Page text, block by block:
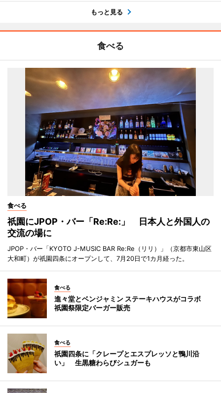
もっと見る
食べる
食べる
祇園にJPOP・バー「Re:Re:」 日本人と外国人の
交流の場に
JPOP・バー「KYOTO J-MUSIC BAR Re:Re（リリ）」（京都市東山区
大和町）が祇園四条にオープンして、7月20日で1カ月経った。
食べる
進々堂とベンジャミン ステーキハウスがコラボ
祇園祭限定バーガー販売
食べる
祇園四条に「クレープとエスプレッソと鴨川沿
い」 生黒糖わらびシュガーも